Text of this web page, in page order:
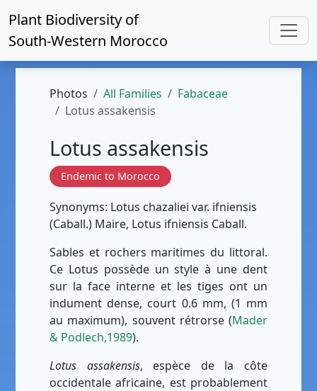
Plant Biodiversity of
South-Western Morocco
Photos All Families
Fabaceae
Lotus assakensis
Lotus assakensis
Endemic to Morocco
Synonyms: Lotus chazaliei var. ifniensis
(Caball.) Maire, Lotus ifniensis Caball.
Sables et rochers maritimes du littoral.
Ce Lotus possède un style à une dent
sur la face interne et les tiges ont un
indument dense, court 0.6 mm, (1 mm
au maximum), souvent rétrorse (Mader
& Podlech,1989).
Lotus assakensis, espèce de la côte
occidentale africaine, est probablement